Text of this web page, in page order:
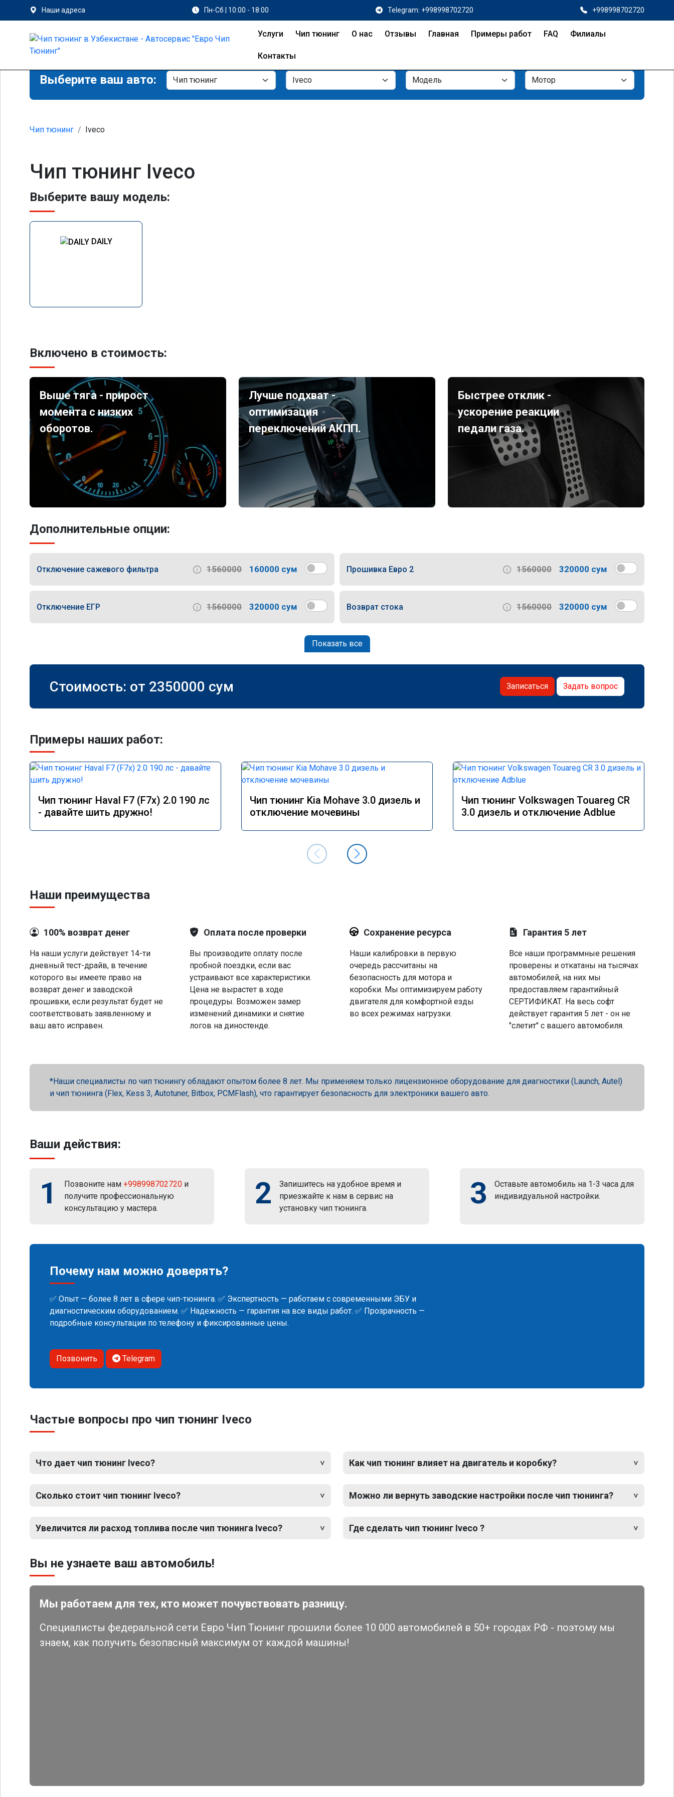
Наши адреса Пн-Сб | 10:00 - 18:00 Telegram: +998998702720 +998998702720
Услуги Чип тюнинг О нас Отзывы Главная Примеры работ FAQ Филиалы
Контакты
Выберите ваш авто:
Чип тюнинг Iveco
Чип тюнинг Iveco
Выберите вашу модель:
DAILY
Включено в стоимость:
Выше тяга - прирост
момента с низких
оборотов.
Лучше подхват -
оптимизация
переключений АКПП.
Быстрее отклик -
ускорение реакции
педали газа.
Дополнительные опции:
Отключение сажевого фильтра 1560000 160000 сум Прошивка Евро 2 1560000 320000 сум
Отключение ЕГР 1560000 320000 сум Возврат стока 1560000 320000 сум
Показать все
Стоимость: от 2350000 сум Записаться Задать вопрос
Примеры наших работ:
Чип тюнинг Haval F7 (F7x) 2.0 190 лс
- давайте шить дружно!
Чип тюнинг Kia Mohave 3.0 дизель и
отключение мочевины
Чип тюнинг Volkswagen Touareg CR
3.0 дизель и отключение Adblue
Наши преимущества
100% возврат денег
На наши услуги действует 14-ти
дневный тест-драйв, в течение
которого вы имеете право на
возврат денег и заводской
прошивки, если результат будет не
соответствовать заявленному и
ваш авто исправен.
Оплата после проверки
Вы производите оплату после
пробной поездки, если вас
устраивают все характеристики.
Цена не вырастет в ходе
процедуры. Возможен замер
изменений динамики и снятие
логов на диностенде.
Сохранение ресурса
Наши калибровки в первую
очередь рассчитаны на
безопасность для мотора и
коробки. Мы оптимизируем работу
двигателя для комфортной езды
во всех режимах нагрузки.
Гарантия 5 лет
Все наши программные решения
проверены и откатаны на тысячах
автомобилей, на них мы
предоставляем гарантийный
СЕРТИФИКАТ. На весь софт
действует гарантия 5 лет - он не
"слетит" с вашего автомобиля.
Наши специалисты по чип тюнингу обладают опытом более 8 лет. Мы применяем только лицензионное оборудование для диагностики (Launch, Autel)
и чип тюнинга (Flex, Kess 3, Autotuner, Bitbox, PCMFlash), что гарантирует безопасность для электроники вашего авто.
Ваши действия:
1 Позвоните нам +998998702720 и
получите профессиональную
консультацию у мастера.
2
Запишитесь на удобное время и
приезжайте к нам в сервис на
установку чип тюнинга.
3
Оставьте автомобиль на 1-3 часа для
индивидуальной настройки.
Почему нам можно доверять?
✅ Опыт — более 8 лет в сфере чип-тюнинга. ✅ Экспертность — работаем с современными ЭБУ и
диагностическим оборудованием. ✅ Надежность — гарантия на все виды работ. ✅ Прозрачность —
подробные консультации по телефону и фиксированные цены.
Позвонить Telegram
Частые вопросы про чип тюнинг Iveco
Что дает чип тюнинг Iveco?
Сколько стоит чип тюнинг Iveco?
Увеличится ли расход топлива после чип тюнинга Iveco?
Как чип тюнинг влияет на двигатель и коробку?
Можно ли вернуть заводские настройки после чип тюнинга?
Где сделать чип тюнинг Iveco ?
Вы не узнаете ваш автомобиль!
Мы работаем для тех, кто может почувствовать разницу.
Специалисты федеральной сети Евро Чип Тюнинг прошили более 10 000 автомобилей в 50+ городах РФ - поэтому мы
знаем, как получить безопасный максимум от каждой машины!